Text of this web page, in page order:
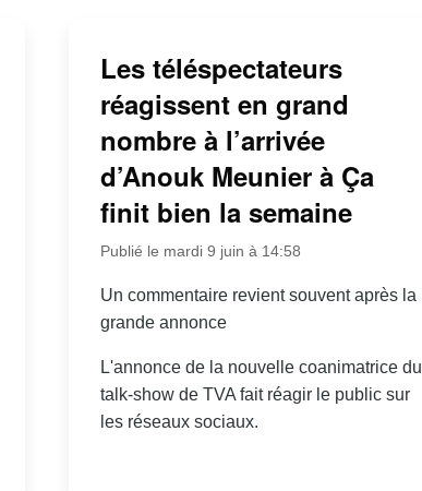
Les téléspectateurs
réagissent en grand
nombre à l’arrivée
d’Anouk Meunier à Ça
finit bien la semaine
Publié le mardi 9 juin à 14:58
Un commentaire revient souvent après la
grande annonce
L'annonce de la nouvelle coanimatrice du
talk-show de TVA fait réagir le public sur
les réseaux sociaux.